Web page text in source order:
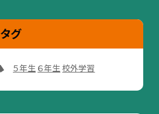
タグ
５年生 ６年生 校外学習